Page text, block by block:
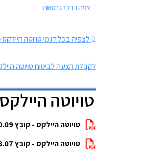
צפה בכל הגרסאות
לצפיה בכל דגמי טויוטה
לקבלת הצעה לביטוח טויוטה
טויוטה
טויוטה היילקס - קובץ 2020.09 מפרט טכני מלא להורדה
טויוטה היילקס - קובץ 2023.07 מפרט טכני מלא להורדה